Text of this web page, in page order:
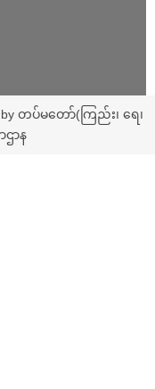
by တပ်မတော်(ကြည်း၊ ရေ၊
ာန